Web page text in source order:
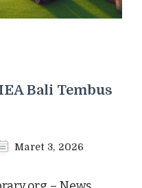
Bali Tembus
Maret 3, 2026